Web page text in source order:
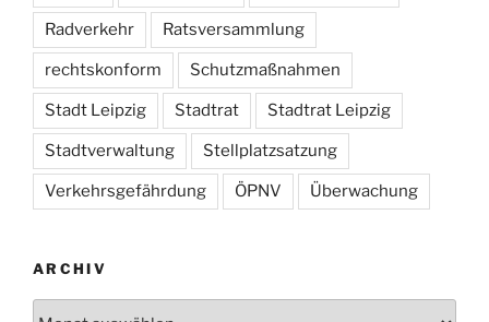
Radverkehr Ratsversammlung
rechtskonform Schutzmaßnahmen
Stadt Leipzig Stadtrat Stadtrat Leipzig
Stadtverwaltung Stellplatzsatzung
Verkehrsgefährdung ÖPNV Überwachung
ARCHIV